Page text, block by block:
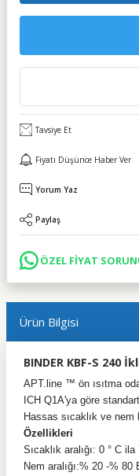
Tavsiye Et
Fiyatı Düşünce Haber Ver
Yorum Yaz
Paylaş
ÖZEL FİYAT
Ürün Bilgisi
BINDER KBF-S 240
APT.line ™ ön ısıtma
ICH Q1A'ya göre
Hassas sıcaklık ve nem
Özellikleri
Sıcaklık aralığı: 0 ° C ila
Nem aralığı:% 20 -% 80